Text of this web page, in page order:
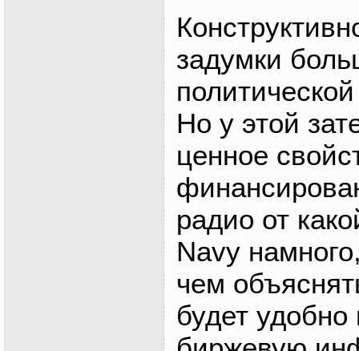
задумки
Но у этой
ценное
радио от
Navy
чем
будет удобно